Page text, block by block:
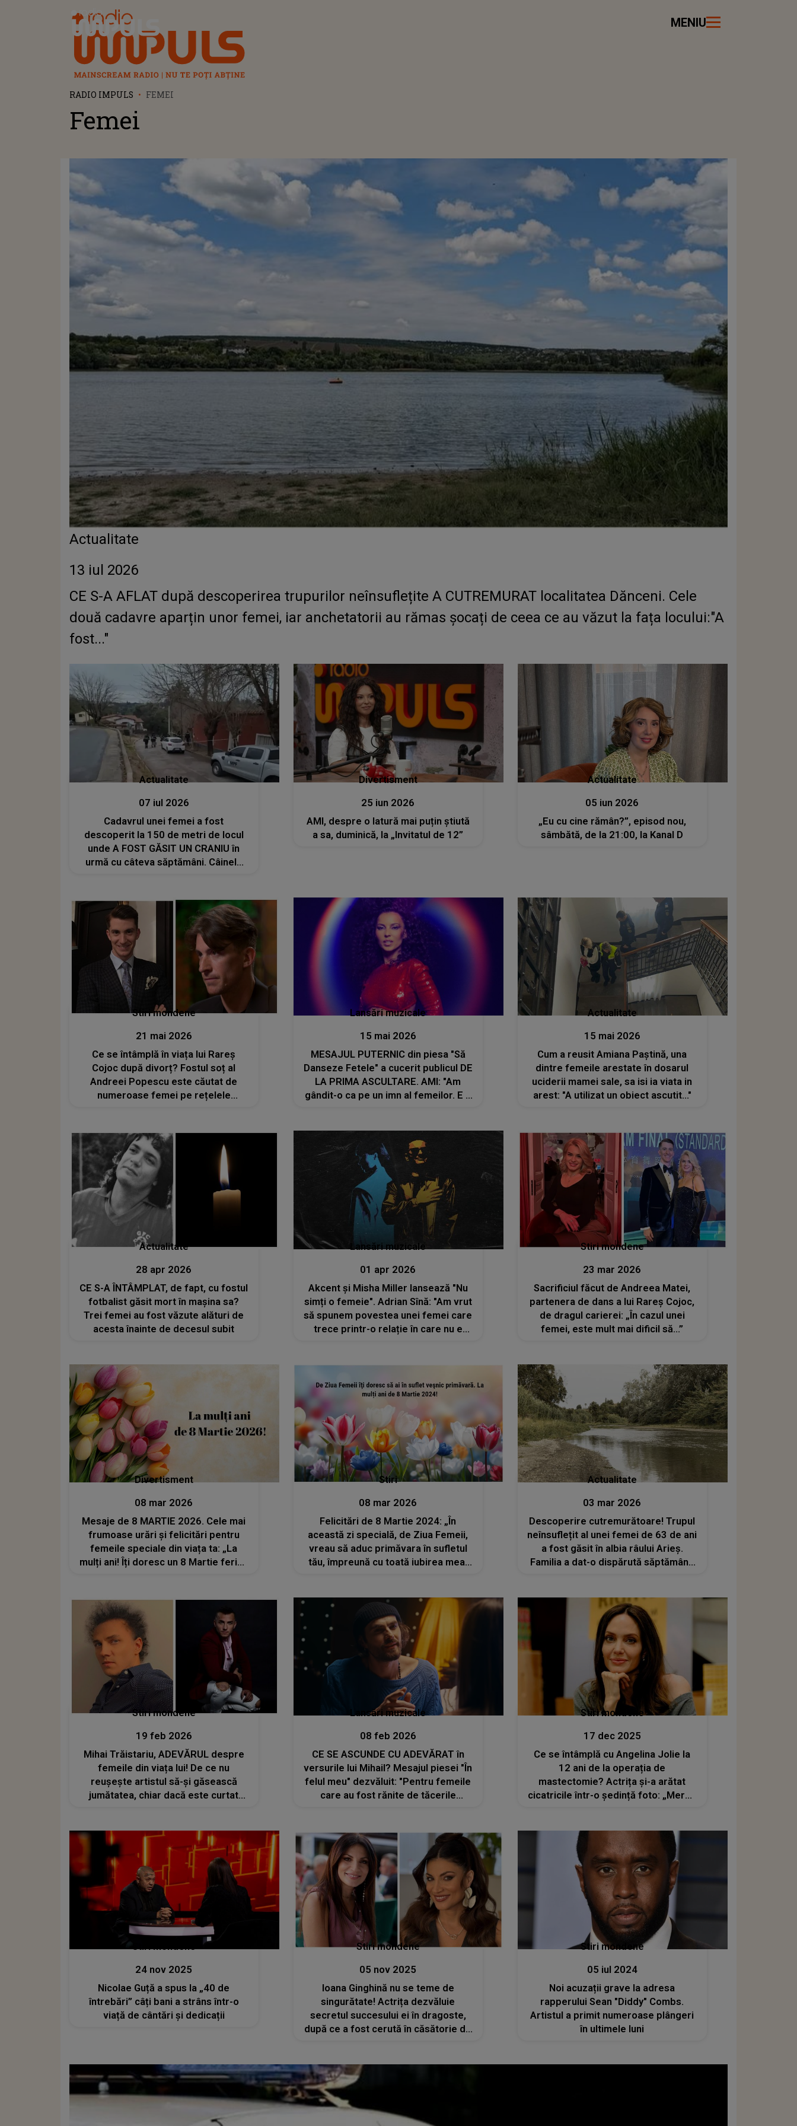
Radio Impuls MENIU
RADIO IMPULS FEMEI
Femei
Actualitate
13 iul 2026
CE S-A AFLAT după descoperirea trupurilor neînsuflețite A CUTREMURAT localitatea Dănceni. Cele
două cadavre aparțin unor femei, iar anchetatorii au rămas șocați de ceea ce au văzut la fața locului:"A
fost..."
Actualitate
07 iul 2026
Cadavrul unei femei a fost
descoperit la 150 de metri de locul
unde A FOST GĂSIT UN CRANIU în
urmă cu câteva săptămâni. Câinele
Divertisment
25 iun 2026
AMI, despre o latură mai puțin știută
a sa, duminică, la „Invitatul de 12”
Actualitate
05 iun 2026
„Eu cu cine rămân?”, episod nou,
sâmbătă, de la 21:00, la Kanal D
Stiri mondene
21 mai 2026
Ce se întâmplă în viața lui Rareș
Cojoc după divorț? Fostul soț al
Andreei Popescu este căutat de
numeroase femei pe rețelele
cu mine, nu cred că...”
Lansări muzicale
15 mai 2026
MESAJUL PUTERNIC din piesa "Să
Danseze Fetele" a cucerit publicul DE
LA PRIMA ASCULTARE. AMI: "Am
gândit-o ca pe un imn al femeilor. E o
Actualitate
15 mai 2026
Cum a reusit Amiana Paștină, una
dintre femeile arestate în dosarul
uciderii mamei sale, sa isi ia viata in
arest: "A utilizat un obiect ascutit..."
Actualitate
28 apr 2026
CE S-A ÎNTÂMPLAT, de fapt, cu fostul
fotbalist găsit mort în mașina sa?
Trei femei au fost văzute alături de
acesta înainte de decesul subit
Lansări muzicale
01 apr 2026
Akcent și Misha Miller lansează "Nu
simți o femeie". Adrian Sînă: "Am vrut
să spunem povestea unei femei care
trece printr-o relație în care nu e
Stiri mondene
23 mar 2026
Sacrificiul făcut de Andreea Matei,
partenera de dans a lui Rareș Cojoc,
de dragul carierei: „În cazul unei
femei, este mult mai dificil să...”
Divertisment
08 mar 2026
Mesaje de 8 MARTIE 2026. Cele mai
frumoase urări și felicitări pentru
femeile speciale din viața ta: „La
mulți ani! Îți doresc un 8 Martie fericit
Stiri
08 mar 2026
Felicitări de 8 Martie 2024: „În
această zi specială, de Ziua Femeii,
vreau să aduc primăvara în sufletul
tău, împreună cu toată iubirea mea!
Actualitate
03 mar 2026
Descoperire cutremurătoare! Trupul
neînsuflețit al unei femei de 63 de ani
a fost găsit în albia râului Arieș.
Familia a dat-o dispărută săptămâna
Stiri mondene
19 feb 2026
Mihai Trăistariu, ADEVĂRUL despre
femeile din viața lui! De ce nu
reușește artistul să-și găsească
jumătatea, chiar dacă este curtat
Lansări muzicale
08 feb 2026
CE SE ASCUNDE CU ADEVĂRAT în
versurile lui Mihail? Mesajul piesei "În
felul meu" dezvăluit: "Pentru femeile
care au fost rănite de tăcerile
Stiri mondene
17 dec 2025
Ce se întâmplă cu Angelina Jolie la
12 ani de la operația de
mastectomie? Actrița și-a arătat
cicatricile într-o ședință foto: „Mereu
Stiri mondene
24 nov 2025
Nicolae Guță a spus la „40 de
întrebări” câți bani a strâns într-o
viață de cântări și dedicații
Stiri mondene
05 nov 2025
Ioana Ginghină nu se teme de
singurătate! Actrița dezvăluie
secretul succesului ei în dragoste,
după ce a fost cerută în căsătorie de
Stiri mondene
05 iul 2024
Noi acuzații grave la adresa
rapperului Sean "Diddy" Combs.
Artistul a primit numeroase plângeri
în ultimele luni